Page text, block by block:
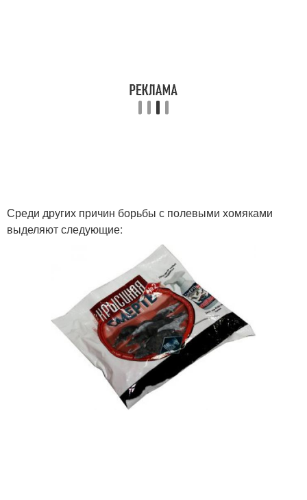
Среди других причин борьбы с полевыми хомяками
выделяют следующие: